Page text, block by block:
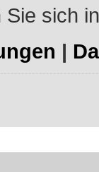
sich
|